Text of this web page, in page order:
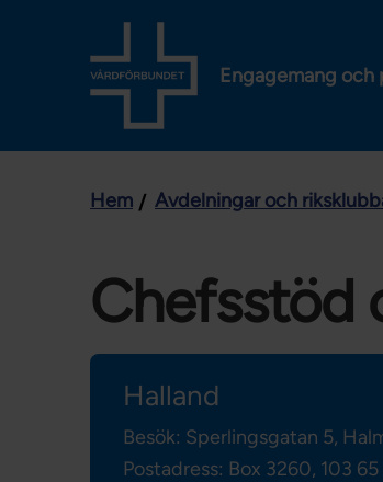
Engagemang och
Hem Avdelningar och
Chefsstöd
Halland
Besök: Sperlingsgatan 5,
Postadress: Box 3260, 103